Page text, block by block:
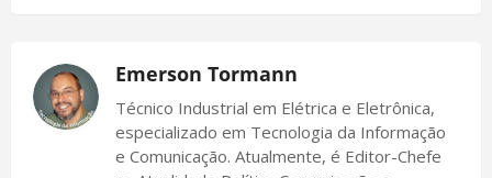
Emerson Tormann
Técnico Industrial em Elétrica e Eletrônica,
especializado em Tecnologia da Informação
e Comunicação. Atualmente, é Editor-Chefe